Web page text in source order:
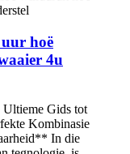
hoë
4u
Gids tot
Kombinasie
In die